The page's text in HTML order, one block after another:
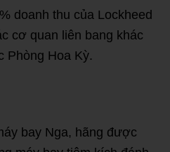
doanh thu của Lockheed
cơ quan liên bang khác
Phòng Hoa Kỳ.
bay Nga, hãng được